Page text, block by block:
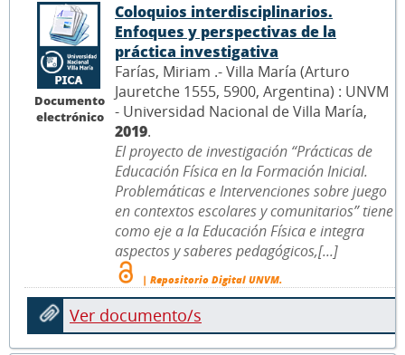
Documento
electrónico
Coloquios interdisciplinarios.
Enfoques y perspectivas de la
práctica investigativa
Farías, Miriam .- Villa María (Arturo
Jauretche 1555, 5900, Argentina) : UNVM
- Universidad Nacional de Villa María,
2019.
El proyecto de investigación “Prácticas de
Educación Física en la Formación Inicial.
Problemáticas e Intervenciones sobre juego
en contextos escolares y comunitarios” tiene
como eje a la Educación Física e integra
aspectos y saberes pedagógicos,[...]
| Repositorio Digital UNVM.
Ver documento/s